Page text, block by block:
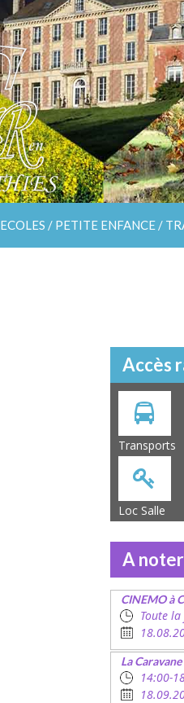
ECOLES / PETITE ENFANCE /
Accès
Transports
Loc Salle
A noter
CINEMO à
Toute
La
14:00-